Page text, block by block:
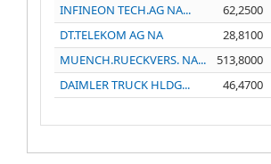
INFINEON TECH.AG NA...
62,2500
DT.TELEKOM AG NA
28,8100
MUENCH.RUECKVERS. NA...
513,8000
DAIMLER TRUCK HLDG...
46,4700